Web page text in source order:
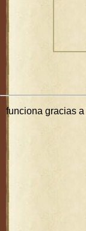
funciona gracias a